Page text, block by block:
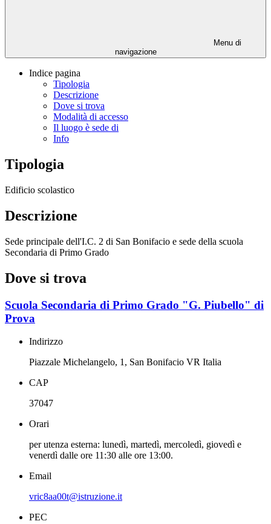
Menu di
navigazione
Indice pagina
Tipologia
Descrizione
Dove si trova
Modalità di accesso
Il luogo è sede di
Info
Tipologia
Edificio scolastico
Descrizione
Sede principale dell'I.C. 2 di San Bonifacio e sede della scuola
Secondaria di Primo Grado
Dove si trova
Scuola Secondaria di Primo Grado "G. Piubello" di
Prova
Indirizzo
Piazzale Michelangelo, 1, San Bonifacio VR Italia
CAP
37047
Orari
per utenza esterna: lunedì, martedì, mercoledì, giovedì e
venerdì dalle ore 11:30 alle ore 13:00.
Email
vric8aa00t@istruzione.it
PEC